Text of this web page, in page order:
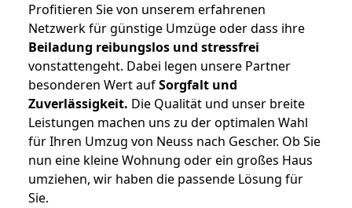
Profitieren Sie von unserem erfahrenen
Netzwerk für günstige Umzüge oder dass ihre
Beiladung reibungslos und stressfrei
vonstattengeht. Dabei legen unsere Partner
besonderen Wert aufSorgfalt und
Zuverlässigkeit. Die Qualität und unser breite
Leistungen machen uns zu der optimalen Wahl
für Ihren Umzug von Neuss nach Gescher. Ob Sie
nun eine kleine Wohnung oder ein großes Haus
umziehen, wir haben die passende Lösung für
Sie.